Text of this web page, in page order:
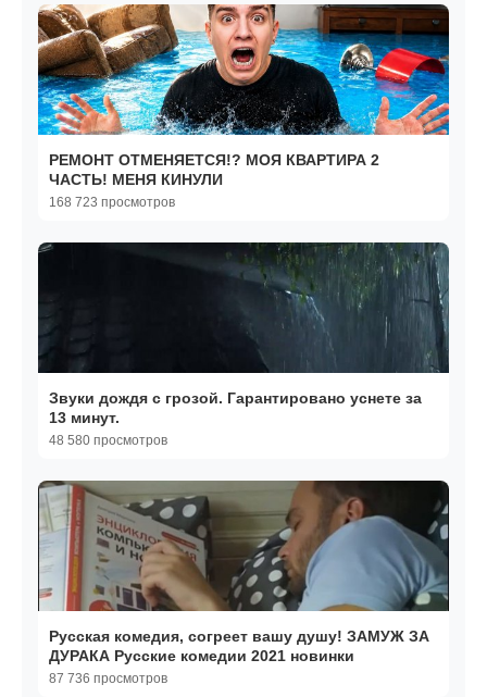
РЕМОНТ ОТМЕНЯЕТСЯ!? МОЯ КВАРТИРА 2
ЧАСТЬ! МЕНЯ КИНУЛИ
168 723 просмотров
Звуки дождя с грозой. Гарантировано уснете за
13 минут.
48 580 просмотров
Русская комедия, согреет вашу душу! ЗАМУЖ ЗА
ДУРАКА Русские комедии 2021 новинки
87 736 просмотров